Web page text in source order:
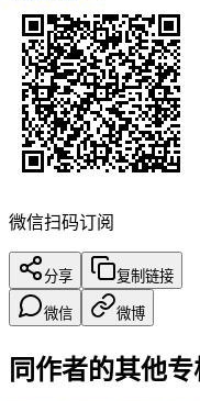
微信扫码订阅
分享 复制链接
微信 微博
同作者的其他专